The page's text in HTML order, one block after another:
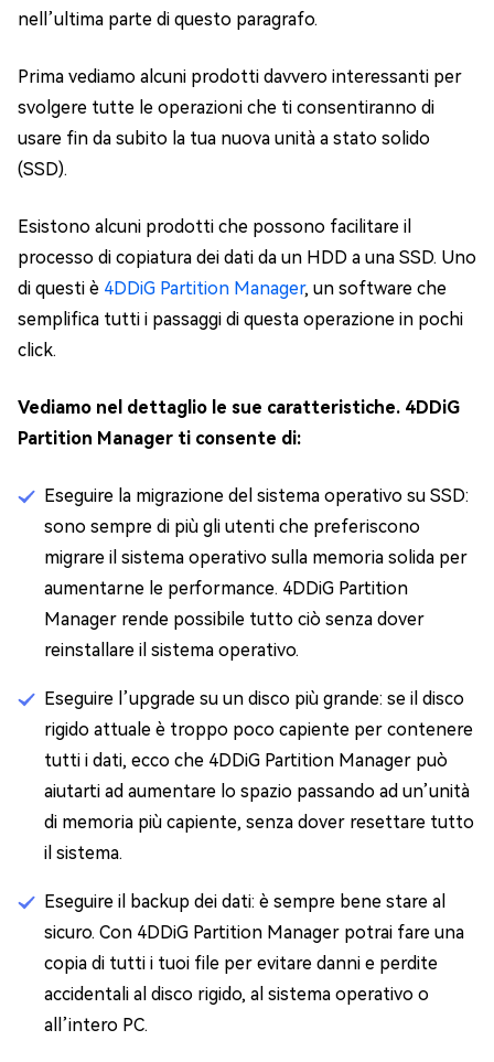
nell’ultima parte di questo paragrafo.
Prima vediamo alcuni prodotti davvero interessanti per
svolgere tutte le operazioni che ti consentiranno di
usare fin da subito la tua nuova unità a stato solido
(SSD).
Esistono alcuni prodotti che possono facilitare il
processo di copiatura dei dati da un HDD a una SSD. Uno
di questi è 4DDiG Partition Manager, un software che
semplifica tutti i passaggi di questa operazione in pochi
click.
Vediamo nel dettaglio le sue caratteristiche. 4DDiG
Partition Manager ti consente di:
Eseguire la migrazione del sistema operativo su SSD:
sono sempre di più gli utenti che preferiscono
migrare il sistema operativo sulla memoria solida per
aumentarne le performance. 4DDiG Partition
Manager rende possibile tutto ciò senza dover
reinstallare il sistema operativo.
Eseguire l’upgrade su un disco più grande: se il disco
rigido attuale è troppo poco capiente per contenere
tutti i dati, ecco che 4DDiG Partition Manager può
aiutarti ad aumentare lo spazio passando ad un’unità
di memoria più capiente, senza dover resettare tutto
il sistema.
Eseguire il backup dei dati: è sempre bene stare al
sicuro. Con 4DDiG Partition Manager potrai fare una
copia di tutti i tuoi file per evitare danni e perdite
accidentali al disco rigido, al sistema operativo o
all’intero PC.